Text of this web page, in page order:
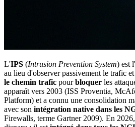
L'IPS (Intrusion Prevention System) est l'
au lieu d'observer passivement le trafic
le chemin trafic pourbloquer les
apparaît vers 2003 (ISS Proventia,
Platform) et a connu une consolidation
avec son intégration native dans les
Firewalls, terme Gartner 2009). En